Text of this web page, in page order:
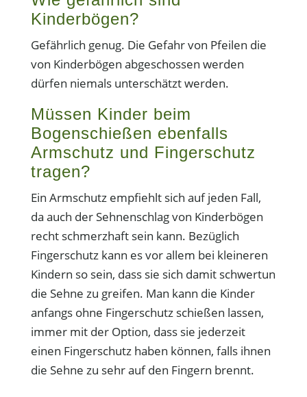
Kinderbögen?
Gefährlich genug. Die Gefahr von Pfeilen die
von Kinderbögen abgeschossen werden
dürfen niemals unterschätzt werden.
Müssen Kinder beim
Bogenschießen ebenfalls
Armschutz und Fingerschutz
tragen?
Ein Armschutz empfiehlt sich auf jeden Fall,
da auch der Sehnenschlag von Kinderbögen
recht schmerzhaft sein kann. Bezüglich
Fingerschutz kann es vor allem bei kleineren
Kindern so sein, dass sie sich damit schwertun
die Sehne zu greifen. Man kann die Kinder
anfangs ohne Fingerschutz schießen lassen,
immer mit der Option, dass sie jederzeit
einen Fingerschutz haben können, falls ihnen
die Sehne zu sehr auf den Fingern brennt.